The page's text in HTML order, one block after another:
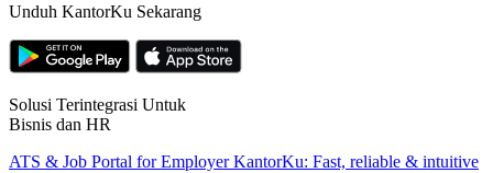
Unduh KantorKu Sekarang
Solusi Terintegrasi Untuk
Bisnis dan HR
ATS & Job Portal for EmployerKantorKu: Fast, reliable & intuitive